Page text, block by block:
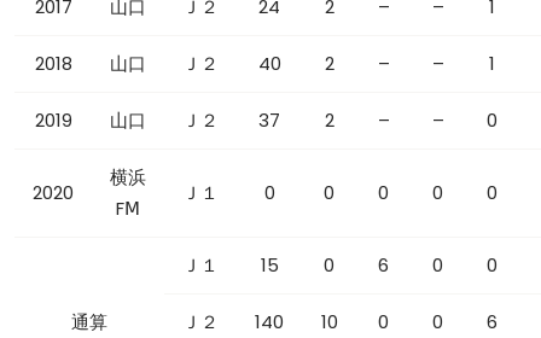
2017 山口 Ｊ２ 24 2 – – 1
2018 山口 Ｊ２ 40 2 – – 1
2019 山口 Ｊ２ 37 2 – – 0
2020
横浜
FⅯ
Ｊ１ 0 0 0 0 0
通算
Ｊ１ 15 0 6 0 0
Ｊ２ 140 10 0 0 6